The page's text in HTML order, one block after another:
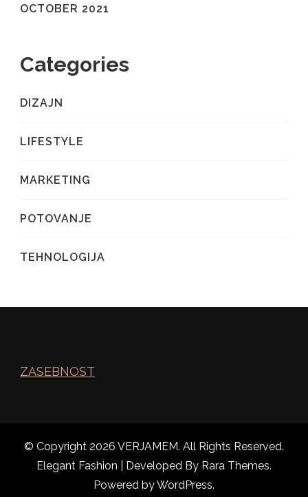
OCTOBER 2021
Categories
DIZAJN
LIFESTYLE
MARKETING
POTOVANJE
TEHNOLOGIJA
ZASEBNOST
© Copyright 2026 VERJAMEM. All Rights Reserved.
Elegant Fashion | Developed By Rara Themes.
Powered byWordPress.